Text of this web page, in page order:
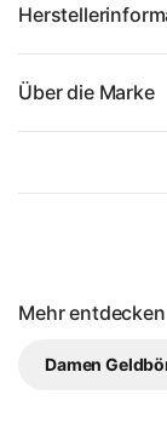
Über die Marke
Mehr entdecken
Damen